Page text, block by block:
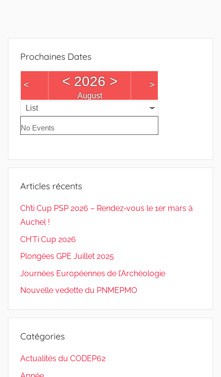
Prochaines Dates
< <2026 >
August
>
List
No Events
Articles récents
Ch’ti Cup PSP 2026 – Rendez‑vous le 1er mars à
Auchel !
CH’Ti Cup 2026
Plongées GPE Juillet 2025
Journées Européennes de l’Archéologie
Nouvelle vedette du PNMEPMO
Catégories
Actualités du CODEP62